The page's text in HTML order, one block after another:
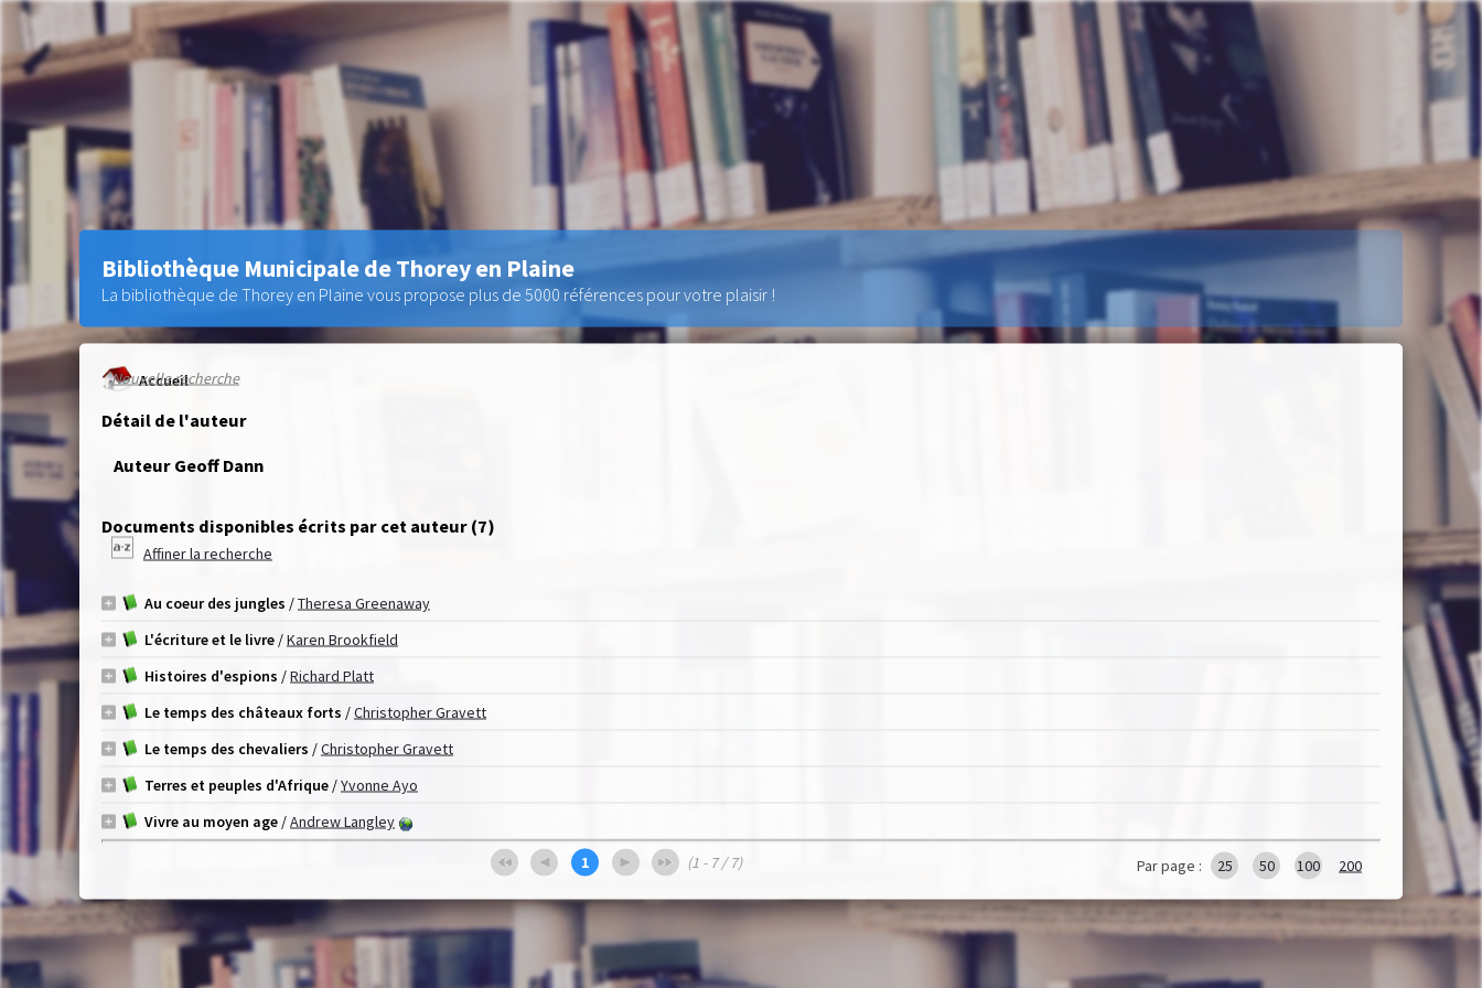
Accueil
Nouvelle recherche
Détail de l'auteur
Auteur Geoff Dann
Documents disponibles écrits par cet auteur (7)
Affiner la recherche
Au coeur des jungles /Theresa Greenaway
L'écriture et le livre /Karen Brookfield
Histoires d'espions /Richard Platt
Le temps des châteaux forts /Christopher Gravett
Le temps des chevaliers /Christopher Gravett
Terres et peuples d'Afrique /Yvonne Ayo
Vivre au moyen age /Andrew Langley
1 (1 - 7 / 7) Par page : 25 50 100 200
Bibliothèque Municipale de Thorey en Plaine
La bibliothèque de Thorey en Plaine vous propose plus de 5000 références pour votre plaisir !